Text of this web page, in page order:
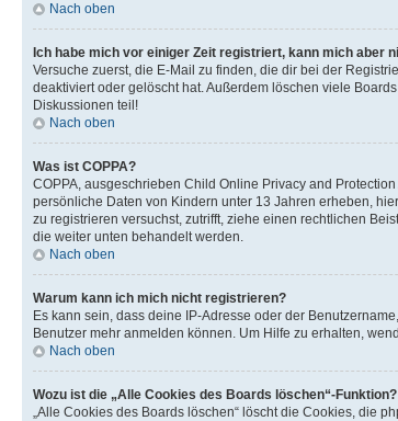
Nach oben
Ich habe mich vor einiger Zeit registriert, kann mich aber
Versuche zuerst, die E-Mail zu finden, die dir bei der
deaktiviert oder gelöscht hat. Außerdem löschen viele
Diskussionen teil!
Nach oben
Was ist COPPA?
COPPA, ausgeschrieben Child Online Privacy and
persönliche Daten von Kindern unter 13 Jahren erheben,
zu registrieren versuchst, zutrifft, ziehe einen rechtlichen
die weiter unten behandelt werden.
Nach oben
Warum kann ich mich nicht registrieren?
Es kann sein, dass deine IP-Adresse oder der
Benutzer mehr anmelden können. Um Hilfe zu erhalten,
Nach oben
Wozu ist die „Alle Cookies des Boards löschen“-Funktion?
„Alle Cookies des Boards löschen“ löscht die Cookies, die